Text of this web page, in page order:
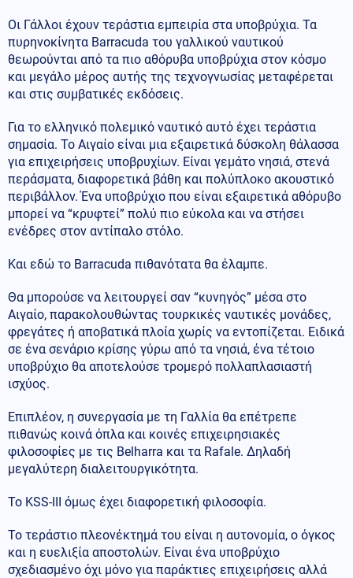
Οι Γάλλοι έχουν τεράστια εμπειρία στα υποβρύχια. Τα
πυρηνοκίνητα Barracuda του γαλλικού ναυτικού
θεωρούνται από τα πιο αθόρυβα υποβρύχια στον κόσμο
και μεγάλο μέρος αυτής της τεχνογνωσίας μεταφέρεται
και στις συμβατικές εκδόσεις.
Για το ελληνικό πολεμικό ναυτικό αυτό έχει τεράστια
σημασία. Το Αιγαίο είναι μια εξαιρετικά δύσκολη θάλασσα
για επιχειρήσεις υποβρυχίων. Είναι γεμάτο νησιά, στενά
περάσματα, διαφορετικά βάθη και πολύπλοκο ακουστικό
περιβάλλον. Ένα υποβρύχιο που είναι εξαιρετικά αθόρυβο
μπορεί να “κρυφτεί” πολύ πιο εύκολα και να στήσει
ενέδρες στον αντίπαλο στόλο.
Και εδώ το Barracuda πιθανότατα θα έλαμπε.
Θα μπορούσε να λειτουργεί σαν “κυνηγός” μέσα στο
Αιγαίο, παρακολουθώντας τουρκικές ναυτικές μονάδες,
φρεγάτες ή αποβατικά πλοία χωρίς να εντοπίζεται. Ειδικά
σε ένα σενάριο κρίσης γύρω από τα νησιά, ένα τέτοιο
υποβρύχιο θα αποτελούσε τρομερό πολλαπλασιαστή
ισχύος.
Επιπλέον, η συνεργασία με τη Γαλλία θα επέτρεπε
πιθανώς κοινά όπλα και κοινές επιχειρησιακές
φιλοσοφίες με τις Belharra και τα Rafale. Δηλαδή
μεγαλύτερη διαλειτουργικότητα.
Το KSS-III όμως έχει διαφορετική φιλοσοφία.
Το τεράστιο πλεονέκτημά του είναι η αυτονομία, ο όγκος
και η ευελιξία αποστολών. Είναι ένα υποβρύχιο
σχεδιασμένο όχι μόνο για παράκτιες επιχειρήσεις αλλά